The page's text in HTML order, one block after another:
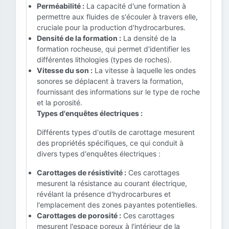
Perméabilité : La capacité d'une formation à
permettre aux fluides de s'écouler à travers elle,
cruciale pour la production d'hydrocarbures.
Densité de la formation : La densité de la
formation rocheuse, qui permet d'identifier les
différentes lithologies (types de roches).
Vitesse du son : La vitesse à laquelle les ondes
sonores se déplacent à travers la formation,
fournissant des informations sur le type de roche
et la porosité.
Types d'enquêtes électriques :
Différents types d'outils de carottage mesurent
des propriétés spécifiques, ce qui conduit à
divers types d'enquêtes électriques :
Carottages de résistivité : Ces carottages
mesurent la résistance au courant électrique,
révélant la présence d'hydrocarbures et
l'emplacement des zones payantes potentielles.
Carottages de porosité : Ces carottages
mesurent l'espace poreux à l'intérieur de la